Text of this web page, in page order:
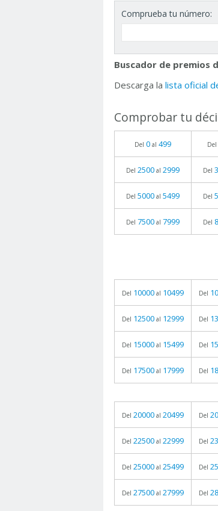
Comprueba tu número:
Buscador de premios
Descarga la lista oficial
Comprobar tu
Del 0 al 499 Del
Del 2500 al 2999 Del
Del 5000 al 5499 Del
Del 7500 al 7999 Del
Del 10000 al 10499 Del
Del 12500 al 12999 Del
Del 15000 al 15499 Del
Del 17500 al 17999 Del
Del 20000 al 20499 Del
Del 22500 al 22999 Del
Del 25000 al 25499 Del
Del 27500 al 27999 Del